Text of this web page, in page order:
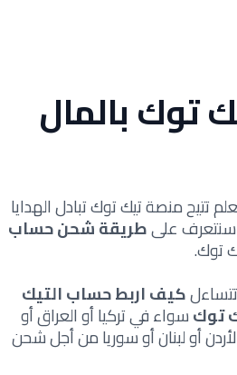
توك بالمال
تتيح منصة تيك توك تبادل الهدايا
سنتعرف علىطريقة شحن حساب
توك.
كيف اربط حساب التيك
توكسواء في تركيا أو العراق أو
أو لبنان أو سوريا من أجل شحن